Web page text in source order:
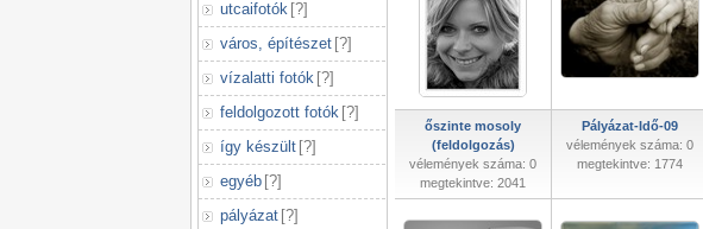
utcaifotók [?]
város, építészet [?]
vízalatti fotók [?]
feldolgozott fotók [?]
így készült [?]
egyéb [?]
pályázat [?]
őszinte mosoly
(feldolgozás)
vélemények száma: 0
megtekintve: 2041
Pályázat-Idő-09
vélemények száma: 0
megtekintve: 1774